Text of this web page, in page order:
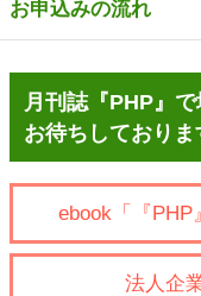
お申込みの流れ
月刊誌『PHP』
お待ちしておりま
ebook「『PHP
法人企